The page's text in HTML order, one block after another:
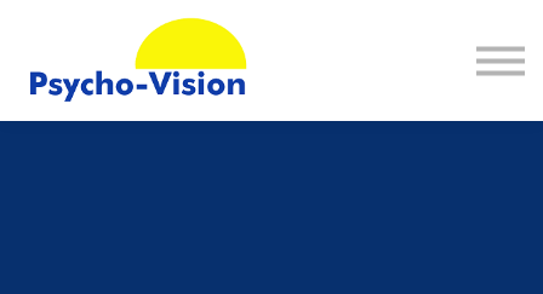
Wissen
FAQ
Kontakt